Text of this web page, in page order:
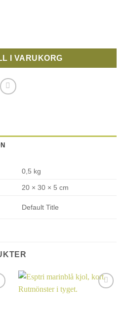
I VARUKORG
0,5 kg
20 × 30 × 5 cm
Default Title